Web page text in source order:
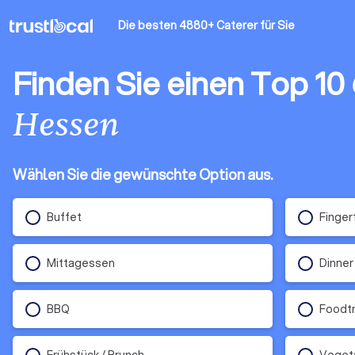
Die besten 4880+ Caterer für Sie
Finden Sie einen Top 10
Hessen
Wählen Sie die gewünschte Option aus.
Buffet
Mittagessen Dinner
BBQ